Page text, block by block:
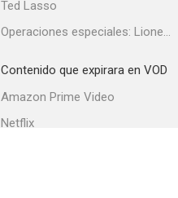
Ted Lasso
Operaciones especiales: Lioness
Contenido que expirara en VOD
Amazon Prime Video
Netflix